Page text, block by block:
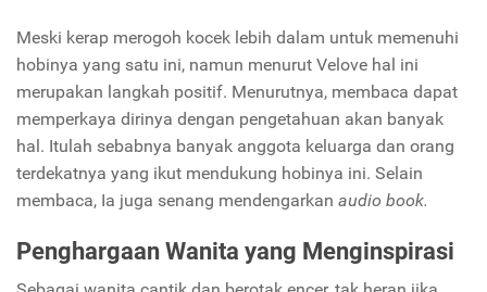
Meski kerap merogoh kocek lebih dalam untuk memenuhi
hobinya yang satu ini, namun menurut Velove hal ini
merupakan langkah positif. Menurutnya, membaca dapat
memperkaya dirinya dengan pengetahuan akan banyak
hal. Itulah sebabnya banyak anggota keluarga dan orang
terdekatnya yang ikut mendukung hobinya ini. Selain
membaca, Ia juga senang mendengarkan audio book.
Penghargaan Wanita yang Menginspirasi